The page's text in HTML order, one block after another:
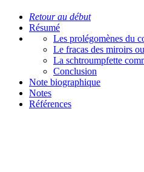
Retour au début
Résumé
Les prolégomènes du
Le fracas des miroirs
La schtroumpfette
Conclusion
Note biographique
Notes
Références